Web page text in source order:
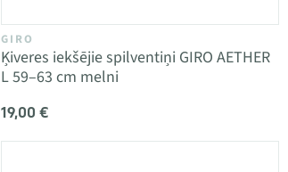
GIRO
Ķiveres iekšējie spilventiņi GIRO AETHER
L 59–63 cm melni
19,00 €